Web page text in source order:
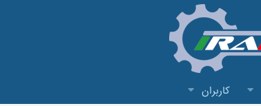
کاربران